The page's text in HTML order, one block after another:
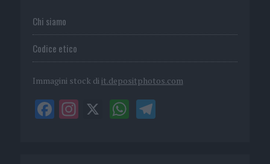
Chi siamo
Codice etico
Immagini stock di it.depositphotos.com